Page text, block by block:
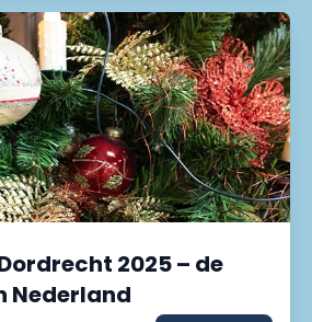
2025 – de
Nederland